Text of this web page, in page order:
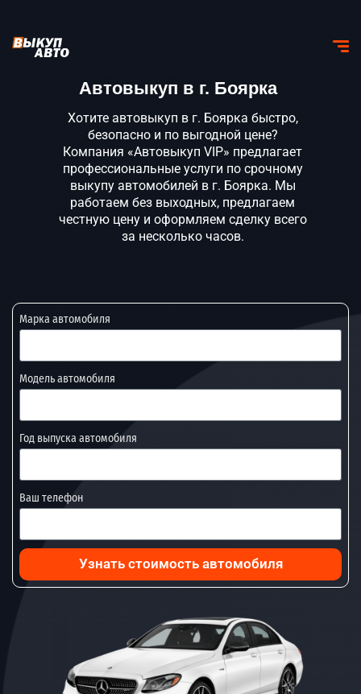
Автовыкуп в г. Боярка
Хотите автовыкуп в г. Боярка быстро,
безопасно и по выгодной цене?
Компания «Автовыкуп VIP» предлагает
профессиональные услуги по срочному
выкупу автомобилей в г. Боярка. Мы
работаем без выходных, предлагаем
честную цену и оформляем сделку всего
за несколько часов.
Марка автомобиля
Модель автомобиля
Год выпуска автомобиля
Ваш телефон
Узнать стоимость автомобиля